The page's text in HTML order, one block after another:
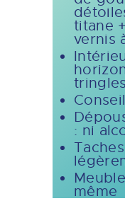
titane
vernis
: ni
même